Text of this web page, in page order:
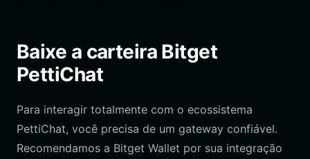
Baixe a carteira Bitget
PettiChat
Para interagir totalmente com o ecossistema
PettiChat, você precisa de um gateway confiável.
Recomendamos a Bitget Wallet por sua integração